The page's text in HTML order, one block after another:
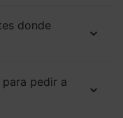
donde
pedir a